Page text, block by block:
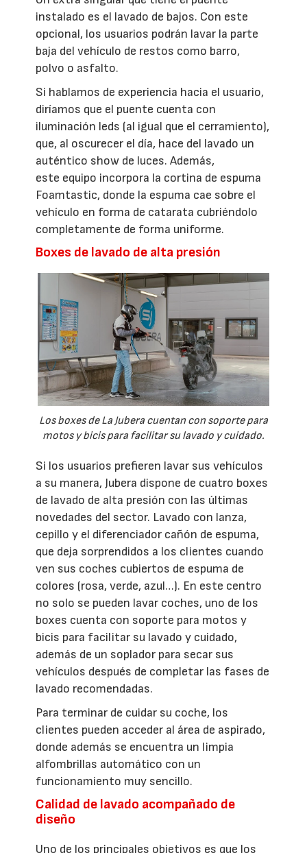
instalado es el lavado de bajos. Con este
opcional, los usuarios podrán lavar la parte
baja del vehículo de restos como barro,
polvo o asfalto.
Si hablamos de experiencia hacia el usuario,
diríamos que el puente cuenta con
iluminación leds (al igual que el cerramiento),
que, al oscurecer el día, hace del lavado un
auténtico show de luces. Además,
este equipo incorpora la cortina de espuma
Foamtastic, donde la espuma cae sobre el
vehículo en forma de catarata cubriéndolo
completamente de forma uniforme.
Boxes de lavado de alta presión
Los boxes de La Jubera cuentan con soporte para
motos y bicis para facilitar su lavado y cuidado.
Si los usuarios prefieren lavar sus vehículos
a su manera, Jubera dispone de cuatro boxes
de lavado de alta presión con las últimas
novedades del sector. Lavado con lanza,
cepillo y el diferenciador cañón de espuma,
que deja sorprendidos a los clientes cuando
ven sus coches cubiertos de espuma de
colores (rosa, verde, azul…). En este centro
no solo se pueden lavar coches, uno de los
boxes cuenta con soporte para motos y
bicis para facilitar su lavado y cuidado,
además de un soplador para secar sus
vehículos después de completar las fases de
lavado recomendadas.
Para terminar de cuidar su coche, los
clientes pueden acceder al área de aspirado,
donde además se encuentra un limpia
alfombrillas automático con un
funcionamiento muy sencillo.
Calidad de lavado acompañado de
diseño
Uno de los principales objetivos es que los